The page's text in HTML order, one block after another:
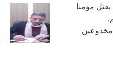
مؤمنا
مخدوعين